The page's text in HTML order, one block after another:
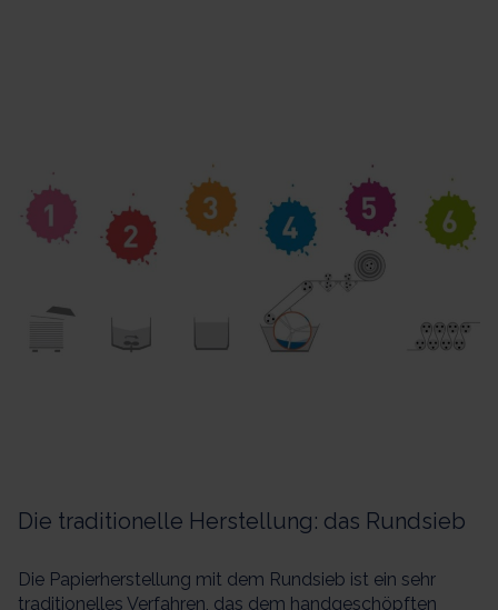
Die traditionelle Herstellung: das Rundsieb
Die Papierherstellung mit dem Rundsieb ist ein sehr
traditionelles Verfahren, das dem handgeschöpften